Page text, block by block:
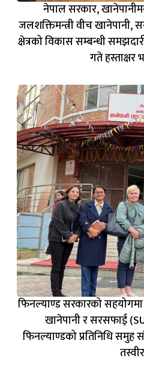
नेपाल सरकार,
जलशक्तिमन्त्री वीच खानेपानी,
क्षेत्रको विकास सम्बन्धी
गते हस्ताक्षर
फिनल्याण्ड सरकारको
खानेपानी र सरसफाई
फिनल्याण्डको प्रतिनिधि